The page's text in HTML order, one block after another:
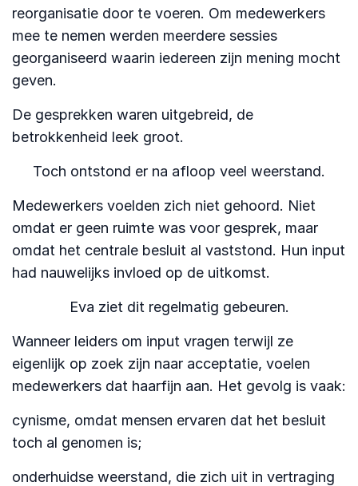
reorganisatie door te voeren. Om medewerkers
mee te nemen werden meerdere sessies
georganiseerd waarin iedereen zijn mening mocht
geven.
De gesprekken waren uitgebreid, de
betrokkenheid leek groot.
Toch ontstond er na afloop veel weerstand.
Medewerkers voelden zich niet gehoord. Niet
omdat er geen ruimte was voor gesprek, maar
omdat het centrale besluit al vaststond. Hun input
had nauwelijks invloed op de uitkomst.
Eva ziet dit regelmatig gebeuren.
Wanneer leiders om input vragen terwijl ze
eigenlijk op zoek zijn naar acceptatie, voelen
medewerkers dat haarfijn aan. Het gevolg is vaak:
cynisme, omdat mensen ervaren dat het besluit
toch al genomen is;
onderhuidse weerstand, die zich uit in vertraging